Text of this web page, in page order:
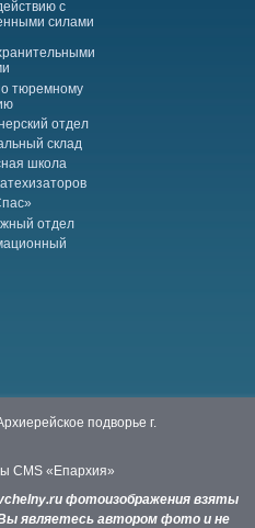
с
силами
тюремному
отдел
склад
школа
отдел
подворье г.
CMS «Епархия»
фотоизображения взяты
являетесь автором фото и не